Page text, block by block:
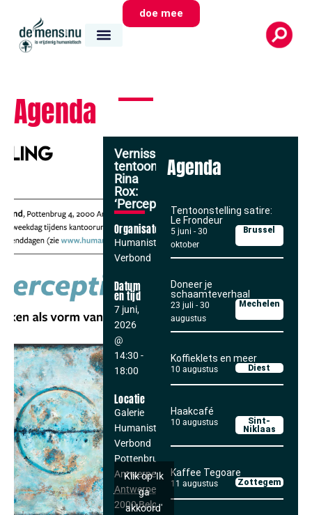
doe mee
Agenda
Vernissage
tentoonstelling
Rina
Rox:
‘Perceptions’
Organisator
Humanistisch
Verbond
Datum
en tijd
7 juni,
2026
@
14:30 -
18:00
Locatie
Galerie
Humanistisch
Verbond
Pottenbrug 4
Antwerpen,
Antwerpen
2000 Belgium
Klik op 'Ik
ga
akkoord'
Agenda
Tentoonstelling satire:
Le Frondeur
5 juni - 30
oktober
Brussel
Doneer je
schaamteverhaal
23 juli - 30
augustus
Mechelen
Koffieklets en meer
10 augustus Diest
Haakcafé
10 augustus
Sint-
Niklaas
Kaffee Tegoare
11 augustus Zottegem